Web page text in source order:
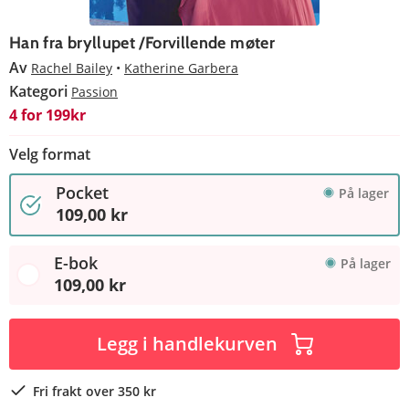
Han fra bryllupet /Forvillende møter
Av Rachel Bailey Katherine Garbera
Kategori Passion
4 for 199kr
Velg format
Pocket På lager
109,00 kr
E-bok På lager
109,00 kr
Legg i handlekurven
Fri frakt over 350 kr